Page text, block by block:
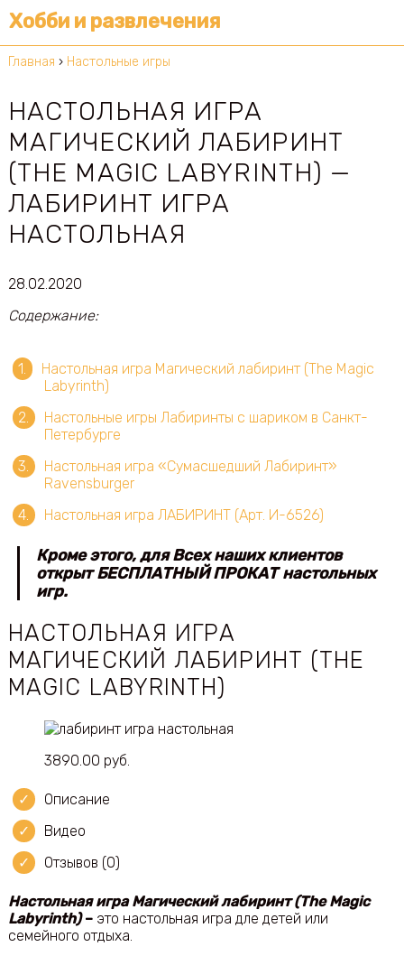
Хобби и развлечения
Главная › Настольные игры
НАСТОЛЬНАЯ ИГРА
МАГИЧЕСКИЙ ЛАБИРИНТ
(THE MAGIC LABYRINTH) —
ЛАБИРИНТ ИГРА
НАСТОЛЬНАЯ
28.02.2020
Содержание:
Настольная игра Магический лабиринт (The Magic
Labyrinth)
Настольные игры Лабиринты с шариком в Санкт-
Петербурге
Настольная игра «Сумасшедший Лабиринт»
Ravensburger
Настольная игра ЛАБИРИНТ (Арт. И-6526)
Кроме этого, для Всех наших клиентов
открыт БЕСПЛАТНЫЙ ПРОКАТ настольных
игр.
НАСТОЛЬНАЯ ИГРА
МАГИЧЕСКИЙ ЛАБИРИНТ (THE
MAGIC LABYRINTH)
3890.00 руб.
Описание
Видео
Отзывов (0)
Настольная игра Магический лабиринт (The Magic
Labyrinth)–это настольная игра дле детей или
семейного отдыха.